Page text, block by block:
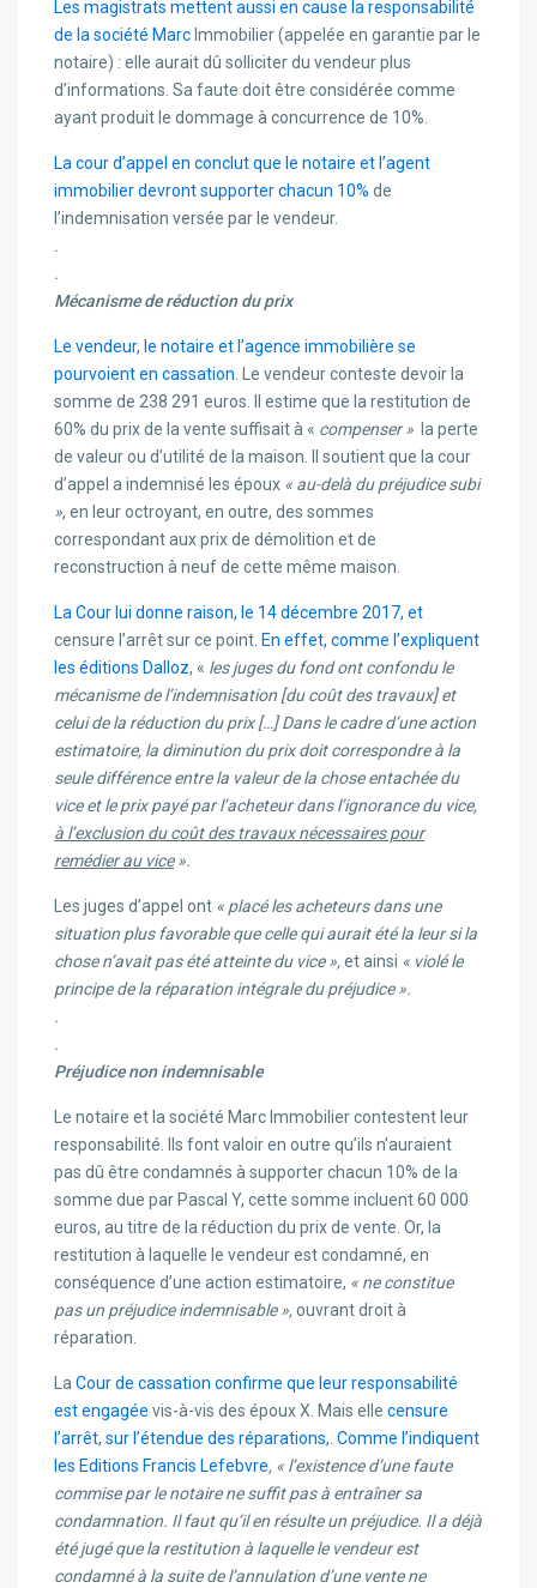
Les magistrats mettent aussi en cause la responsabilité
de la société Marc Immobilier (appelée en garantie par le
notaire) : elle aurait dû solliciter du vendeur plus
d’informations. Sa faute doit être considérée comme
ayant produit le dommage à concurrence de 10%.
La cour d’appel en conclut que le notaire et l’agent
immobilier devront supporter chacun 10% de
l’indemnisation versée par le vendeur.
.
.
Mécanisme de réduction du prix
Le vendeur, le notaire et l’agence immobilière se
pourvoient en cassation.
Le vendeur conteste devoir la
somme de 238 291 euros. Il estime que la restitution de
60% du prix de la vente suffisait à « compenser » la perte
de valeur ou d’utilité de la maison. Il soutient que la cour
d’appel a indemnisé les époux « au-delà du préjudice subi
», en leur octroyant, en outre, des sommes
correspondant aux prix de démolition et de
reconstruction à neuf de cette même maison.
La Cour lui donne raison, le 14 décembre 2017, et
censure l’arrêt sur ce point. En effet, comme l’expliquent
les éditions Dalloz, « les juges du fond ont confondu le
mécanisme de l’indemnisation [du coût des travaux] et
celui de la réduction du prix […] Dans le cadre d’une action
estimatoire, la diminution du prix doit correspondre à la
seule différence entre la valeur de la chose entachée du
vice et le prix payé par l’acheteur dans l’ignorance du vice,
à l’exclusion du coût des travaux nécessaires pour
remédier au vice».
Les juges d’appel ont «placé les acheteurs dans une
situation plus favorable que celle qui aurait été la leur si la
chose n’avait pas été atteinte du vice »,et ainsi « violé le
principe de la réparation intégrale du préjudice ».
.
.
Préjudice non indemnisable
Le notaire et la société Marc Immobilier contestent leur
responsabilité. Ils font valoir en outre qu’ils n’auraient
pas dû être condamnés à supporter chacun 10% de la
somme due par Pascal Y, cette somme incluent 60 000
euros, au titre de la réduction du prix de vente. Or, la
restitution à laquelle le vendeur est condamné, en
conséquence d’une action estimatoire, « ne constitue
pas un préjudice indemnisable »,ouvrant droit à
réparation.
LaCour de cassation confirme que leur responsabilité
est engagéevis-à-vis des époux X. Mais ellecensure
l’arrêt, sur l’étendue des réparations, .Comme l’indiquent
les Editions Francis Lefebvre, « l’existence d’une faute
commise par le notaire ne suffit pas à entraîner sa
condamnation. Il faut qu’il en résulte un préjudice. Il a déjà
été jugé que la restitution à laquelle le vendeur est
condamné à la suite de l’annulation d’une vente ne